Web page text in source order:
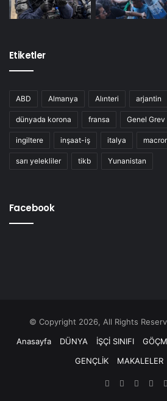
Etiketler
ABD Almanya Alınteri arjantin
dünyada korona fransa Genel Grev
ingiltere inşaat-iş italya
sarı yelekliler tikb Yunanistan
Facebook
© Copyright 2026, All Rights
Anasayfa
DÜNYA İŞÇİ SINIFI
GENÇLİK
MAKALELER